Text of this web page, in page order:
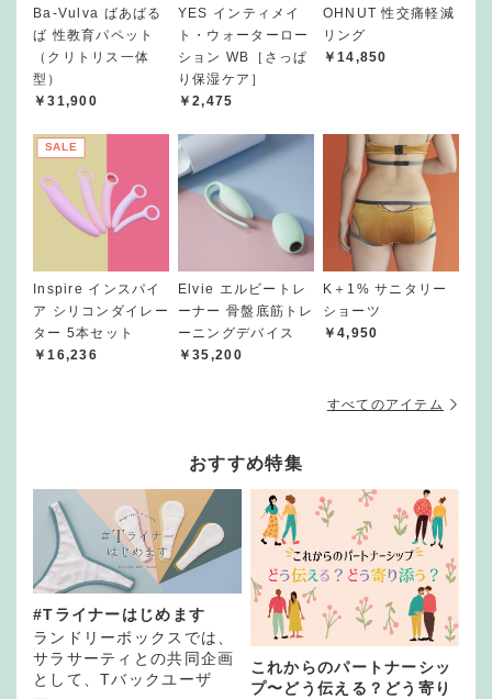
Ba-Vulva ばあばる
ば 性教育パペット
（クリトリス一体
型）
￥31,900
YES インティメイ
ト・ウォーターロー
ション WB［さっぱ
り保湿ケア］
￥2,475
OHNUT 性交痛軽減
リング
￥14,850
SALE
Inspire インスパイ
ア シリコンダイレー
ター 5本セット
￥16,236
Elvie エルビートレ
ーナー 骨盤底筋トレ
ーニングデバイス
￥35,200
K＋1% サニタリー
ショーツ
￥4,950
すべてのアイテム
おすすめ特集
#Tライナーはじめます
ランドリーボックスでは、
サラサーティとの共同企画
として、Tバックユーザ
これからのパートナーシッ
プ〜どう伝える？どう寄り